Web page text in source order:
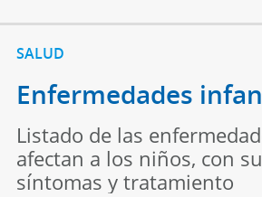
SALUD
Enfermedades
Listado de las
afectan a los niños, con
síntomas y tratamiento